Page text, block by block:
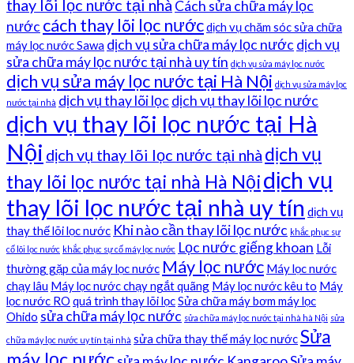
thay lõi lọc nước tại nhà Cách sửa chữa máy lọc
nước cách thay lõi lọc nướcdịch vụ chăm sóc sửa chữa
máy lọc nước Sawa dịch vụ sửa chữa máy lọc nước dịch vụ
sửa chữa máy lọc nước tại nhà uy tín dịch vụ sửa máy lọc nước
dịch vụ sửa máy lọc nước tại Hà Nội dịch vụ sửa máy lọc
nước tại nhà dịch vụ thay lõi lọc dịch vụ thay lõi lọc nước
dịch vụ thay lõi lọc nước tại Hà
Nội dịch vụ thay lõi lọc nước tại nhà dịch vụ
thay lõi lọc nước tại nhà Hà Nộidịch vụ
thay lõi lọc nước tại nhà uy tín dịch vụ
thay thế lõi lọc nước Khi nào cần thay lõi lọc nước khắc phục sự
cố lõi lọc nước khắc phục sự cố máy lọc nước Lọc nước giếng khoan Lỗi
thường gặp của máy lọc nước Máy lọc nước Máy lọc nước
chạy lâu Máy lọc nước chạy ngắt quãng Máy lọc nước kêu to Máy
lọc nước RO quá trình thay lõi lọcSửa chữa máy bơm máy lọc
Ohido sửa chữa máy lọc nước sửa chữa máy lọc nước tại nhà hà Nội sửa
chữa máy lọc nước uy tín tại nhà sửa chữa thay thế máy lọc nướcSửa